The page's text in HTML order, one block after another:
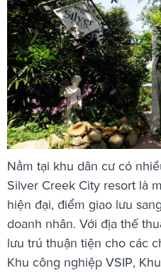
Nằm tại khu dân cư có
Silver Creek City resort là
hiện đại, điểm giao lưu
doanh nhân. Với địa thế
lưu trú thuận tiện cho các
Khu công nghiệp VSIP,